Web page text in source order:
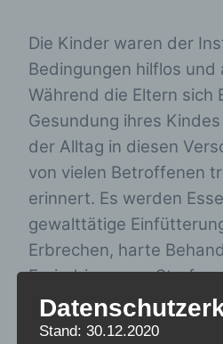
Die Kinder waren der
Bedingungen hilflos
Während die Eltern sich
Gesundung ihres
der Alltag in diesen
von vielen Betroffenen
erinnert. Es werden
gewalttätige
Erbrechen, harte
Erniedrigungen,
erinnert.
Stand: 30.12.2020